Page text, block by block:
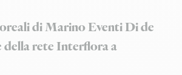
di Marino Eventi Di de
della rete Interflora a